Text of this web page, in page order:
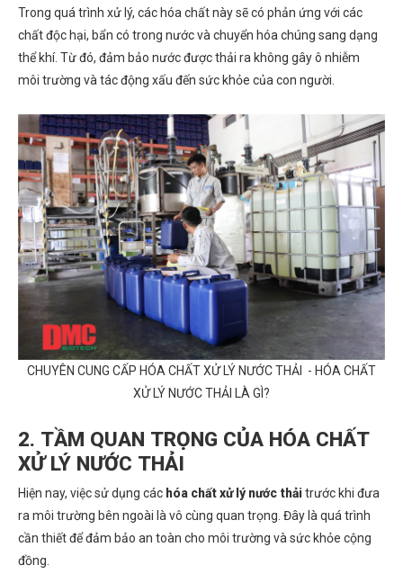
Trong quá trình xử lý, các hóa chất này sẽ có phản ứng với các
chất độc hại, bẩn có trong nước và chuyển hóa chúng sang dạng
thể khí. Từ đó, đảm bảo nước được thải ra không gây ô nhiễm
môi trường và tác động xấu đến sức khỏe của con người.
CHUYÊN CUNG CẤP HÓA CHẤT XỬ LÝ NƯỚC THẢI - HÓA CHẤT
XỬ LÝ NƯỚC THẢI LÀ GÌ?
2. TẦM QUAN TRỌNG CỦA HÓA CHẤT
XỬ LÝ NƯỚC THẢI
Hiện nay, việc sử dụng các hóa chất xử lý nước thảitrước khi đưa
ra môi trường bên ngoài là vô cùng quan trọng. Đây là quá trình
cần thiết để đảm bảo an toàn cho môi trường và sức khỏe cộng
đồng.